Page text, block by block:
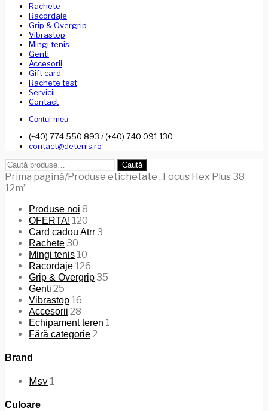
Rachete
Racordaje
Grip & Overgrip
Vibrastop
Mingi tenis
Genti
Accesorii
Gift card
Rachete test
Servicii
Contact
Contul meu
(+40) 774 550 893 / (+40) 740 091 130
contact@detenis.ro
Caută
după:
Caută
Prima pagină/Produse etichetate „Focus Hex Plus 38
12m”
Produse noi 8
OFERTA! 120
Card cadou Atrr3
Rachete30
Mingi tenis 10
Racordaje 126
Grip & Overgrip35
Genti 25
Vibrastop 16
Accesorii 28
Echipament teren 1
Fără categorie2
Brand
Msv 1
Culoare